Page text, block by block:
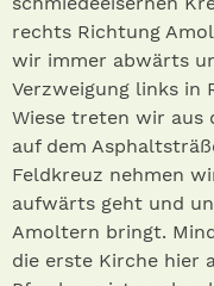
rechts Richtung
wir immer abwärts
Verzweigung links in
Wiese treten wir aus
auf dem
Feldkreuz nehmen
aufwärts geht und
Amoltern bringt.
die erste Kirche hier